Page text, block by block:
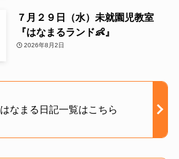
７月２９日（水）未就園児教室
『はなまるランド👶』
2026年8月2日
はなまる日記一覧はこちら